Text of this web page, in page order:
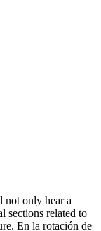
only hear a
sections related to
En la rotación de